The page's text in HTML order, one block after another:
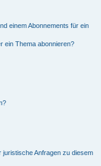
einem Abonnements für ein
ein Thema abonnieren?
Anfragen zu diesem